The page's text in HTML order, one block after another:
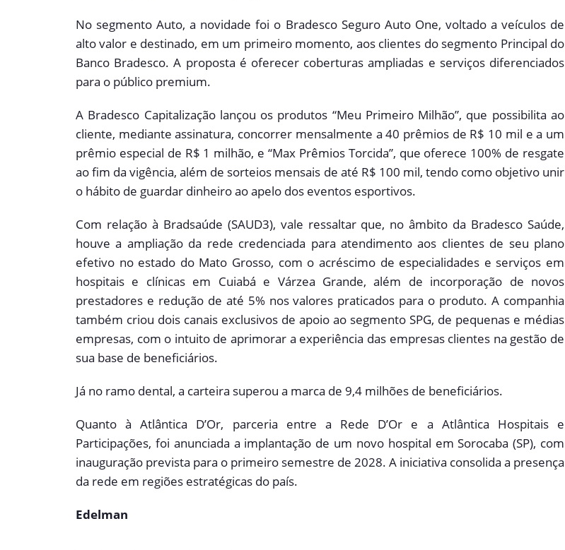
No segmento Auto, a novidade foi o Bradesco Seguro Auto One, voltado a veículos de
alto valor e destinado, em um primeiro momento, aos clientes do segmento Principal do
Banco Bradesco. A proposta é oferecer coberturas ampliadas e serviços diferenciados
para o público premium.
A Bradesco Capitalização lançou os produtos “Meu Primeiro Milhão”, que possibilita ao
cliente, mediante assinatura, concorrer mensalmente a 40 prêmios de R$ 10 mil e a um
prêmio especial de R$ 1 milhão, e “Max Prêmios Torcida”, que oferece 100% de resgate
ao fim da vigência, além de sorteios mensais de até R$ 100 mil, tendo como objetivo unir
o hábito de guardar dinheiro ao apelo dos eventos esportivos.
Com relação à Bradsaúde (SAUD3), vale ressaltar que, no âmbito da Bradesco Saúde,
houve a ampliação da rede credenciada para atendimento aos clientes de seu plano
efetivo no estado do Mato Grosso, com o acréscimo de especialidades e serviços em
hospitais e clínicas em Cuiabá e Várzea Grande, além de incorporação de novos
prestadores e redução de até 5% nos valores praticados para o produto. A companhia
também criou dois canais exclusivos de apoio ao segmento SPG, de pequenas e médias
empresas, com o intuito de aprimorar a experiência das empresas clientes na gestão de
sua base de beneficiários.
Já no ramo dental, a carteira superou a marca de 9,4 milhões de beneficiários.
Quanto à Atlântica D’Or, parceria entre a Rede D’Or e a Atlântica Hospitais e
Participações, foi anunciada a implantação de um novo hospital em Sorocaba (SP), com
inauguração prevista para o primeiro semestre de 2028. A iniciativa consolida a presença
da rede em regiões estratégicas do país.
Edelman